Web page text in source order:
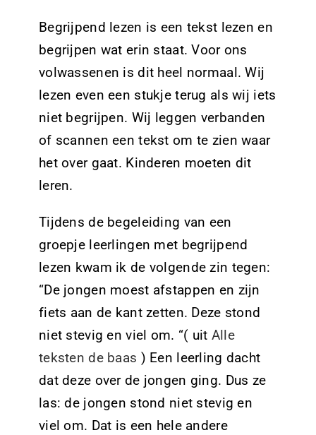
Begrijpend lezen is een tekst lezen en
begrijpen wat erin staat. Voor ons
volwassenen is dit heel normaal. Wij
lezen even een stukje terug als wij iets
niet begrijpen. Wij leggen verbanden
of scannen een tekst om te zien waar
het over gaat. Kinderen moeten dit
leren.
Tijdens de begeleiding van een
groepje leerlingen met begrijpend
lezen kwam ik de volgende zin tegen:
“De jongen moest afstappen en zijn
fiets aan de kant zetten. Deze stond
niet stevig en viel om. “( uit Alle
teksten de baas ) Een leerling dacht
datdeze over de jongen ging. Dus ze
las: de jongen stond niet stevig en
viel om. Dat is een hele andere